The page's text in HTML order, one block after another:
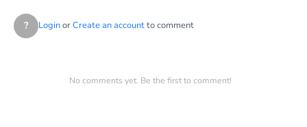
? LoginorCreate an accountto comment
No comments yet. Be the first to comment!